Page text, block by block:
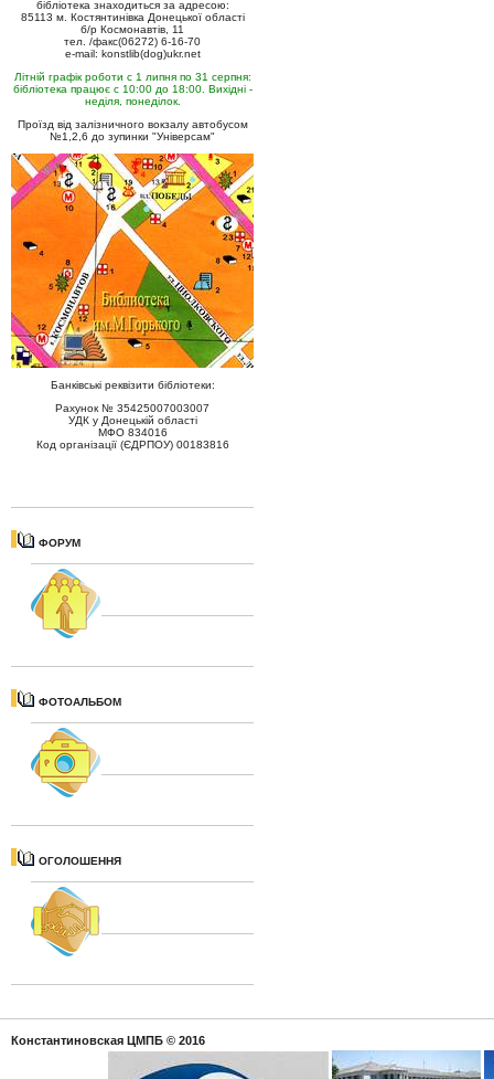
бібліотека знаходиться за адресою:
85113 м. Костянтинівка Донецької області
б/р Космонавтів, 11
тел. /факс(06272) 6-16-70
e-mail: konstlib(dog)ukr.net
Літній графік роботи с 1 липня по 31 серпня:
бібліотека працює с 10:00 до 18:00. Вихідні -
неділя, понеділок.
Проїзд від залізничного вокзалу автобусом
№1,2,6 до зупинки "Універсам"
Банківські реквізити бібліотеки:
Рахунок № 35425007003007
УДК у Донецькій області
МФО 834016
Код організації (ЄДРПОУ) 00183816
ФОРУМ
ФОТОАЛЬБОМ
ОГОЛОШЕННЯ
Константиновская ЦМПБ © 2016